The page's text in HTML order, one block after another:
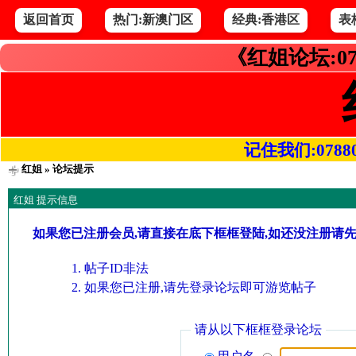
返回首页 热门:新澳门区 经典:香港区 表
《红姐论坛
记住我们
红姐» 论坛提示
红姐 提示信息
如果您已注册会员,请直接在底下框框登陆,如还没注册请
帖子ID非法
如果您已注册,请先登录论坛即可游览帖子
请从以下框框登录论坛